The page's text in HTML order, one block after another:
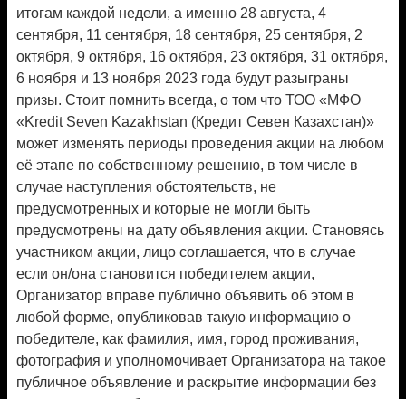
итогам каждой недели, а именно 28 августа, 4
сентября, 11 сентября, 18 сентября, 25 сентября, 2
октября, 9 октября, 16 октября, 23 октября, 31 октября,
6 ноября и 13 ноября 2023 года будут разыграны
призы. Стоит помнить всегда, о том что ТОО «МФО
«Kredit Seven Kazakhstan (Кредит Севен Казахстан)»
может изменять периоды проведения акции на любом
её этапе по собственному решению, в том числе в
случае наступления обстоятельств, не
предусмотренных и которые не могли быть
предусмотрены на дату объявления акции. Становясь
участником акции, лицо соглашается, что в случае
если он/она становится победителем акции,
Организатор вправе публично объявить об этом в
любой форме, опубликовав такую информацию о
победителе, как фамилия, имя, город проживания,
фотография и уполномочивает Организатора на такое
публичное объявление и раскрытие информации без